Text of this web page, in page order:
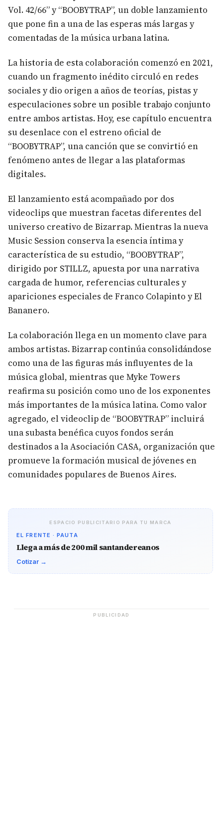
Vol. 42/66” y “BOOBYTRAP”, un doble lanzamiento
que pone fin a una de las esperas más largas y
comentadas de la música urbana latina.
La historia de esta colaboración comenzó en 2021,
cuando un fragmento inédito circuló en redes
sociales y dio origen a años de teorías, pistas y
especulaciones sobre un posible trabajo conjunto
entre ambos artistas. Hoy, ese capítulo encuentra
su desenlace con el estreno oficial de
“BOOBYTRAP”, una canción que se convirtió en
fenómeno antes de llegar a las plataformas
digitales.
El lanzamiento está acompañado por dos
videoclips que muestran facetas diferentes del
universo creativo de Bizarrap. Mientras la nueva
Music Session conserva la esencia íntima y
característica de su estudio, “BOOBYTRAP”,
dirigido por STILLZ, apuesta por una narrativa
cargada de humor, referencias culturales y
apariciones especiales de Franco Colapinto y El
Bananero.
La colaboración llega en un momento clave para
ambos artistas. Bizarrap continúa consolidándose
como una de las figuras más influyentes de la
música global, mientras que Myke Towers
reafirma su posición como uno de los exponentes
más importantes de la música latina. Como valor
agregado, el videoclip de “BOOBYTRAP” incluirá
una subasta benéfica cuyos fondos serán
destinados a la Asociación CASA, organización que
promueve la formación musical de jóvenes en
comunidades populares de Buenos Aires.
ESPACIO PUBLICITARIO PARA TU MARCA
EL FRENTE · PAUTA
Llega a más de 200 mil santandereanos
Cotizar →
PUBLICIDAD